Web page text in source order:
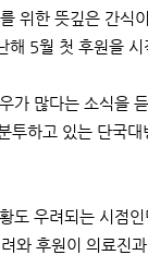
위한 뜻깊은 간식
5월 첫 후원을 시
가 많다는 소식을
하고 있는 단국
도 우려되는 시점
와 후원이 의료진